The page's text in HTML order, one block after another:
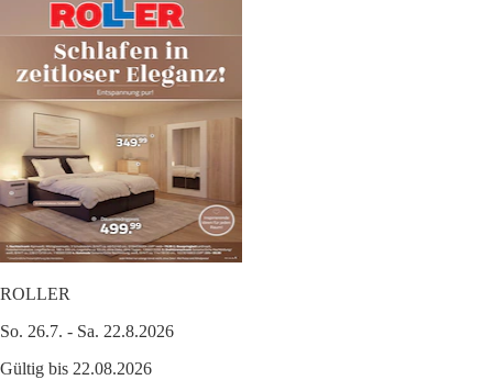
ROLLER
So. 26.7. - Sa. 22.8.2026
Gültig bis 22.08.2026